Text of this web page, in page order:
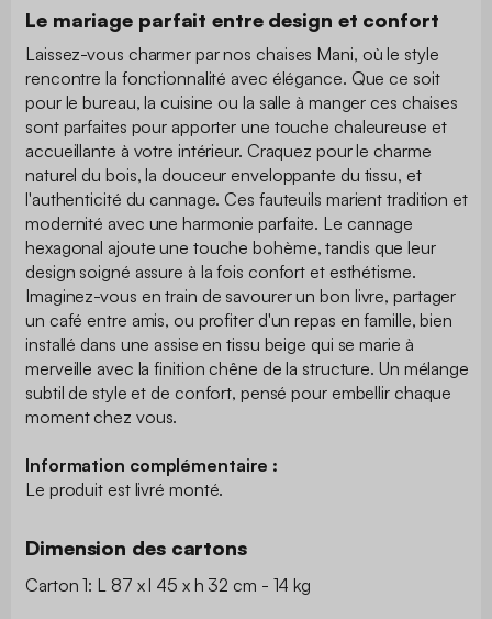
Le mariage parfait entre design et confort
Laissez-vous charmer par nos chaises Mani, où le style
rencontre la fonctionnalité avec élégance. Que ce soit
pour le bureau, la cuisine ou la salle à manger ces chaises
sont parfaites pour apporter une touche chaleureuse et
accueillante à votre intérieur. Craquez pour le charme
naturel du bois, la douceur enveloppante du tissu, et
l'authenticité du cannage. Ces fauteuils marient tradition et
modernité avec une harmonie parfaite. Le cannage
hexagonal ajoute une touche bohème, tandis que leur
design soigné assure à la fois confort et esthétisme.
Imaginez-vous en train de savourer un bon livre, partager
un café entre amis, ou profiter d'un repas en famille, bien
installé dans une assise en tissu beige qui se marie à
merveille avec la finition chêne de la structure. Un mélange
subtil de style et de confort, pensé pour embellir chaque
moment chez vous.
Information complémentaire :
Le produit est livré monté.
Dimension des cartons
Carton 1: L 87 x l 45 x h 32 cm - 14 kg